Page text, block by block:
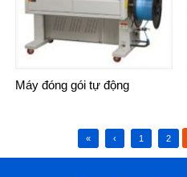
Máy đóng gói tự động
« ‹ 1 2